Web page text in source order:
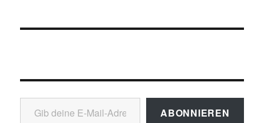
Gib deine E-Mail-Adresse ein ...
ABONNIEREN